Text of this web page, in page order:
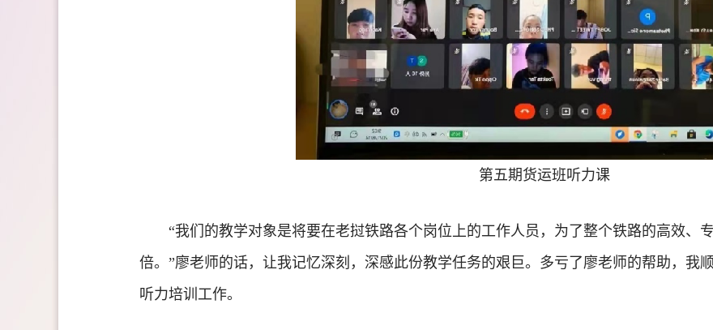
第五期货运班听力课
“我们的教学对象是将要在老挝铁路各个岗位上的工作人员，为了整个铁路的高效、
倍。”廖老师的话，让我记忆深刻，深感此份教学任务的艰巨。多亏了廖老师的帮助，我
听力培训工作。